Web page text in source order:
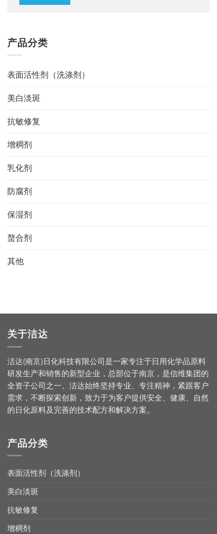
产品分类
表面活性剂（洗涤剂）
美白淡斑
抗敏修复
增稠剂
乳化剂
防腐剂
保湿剂
螯合剂
其他
关于洁达
洁达(南京)日化科技有限公司是一家专注于日用化学品原料
研发生产和销售的新型企业，总部位于南京，是信维集团的
全资子公司之一。洁达始终坚持专业、专注精神，紧跟客户
需求，不断探索创新，致力于为客户提供安全、健康、自然
的日化原料及完善的技术配方和解决方案。
产品分类
表面活性剂（洗涤剂）
美白淡斑
抗敏修复
增稠剂